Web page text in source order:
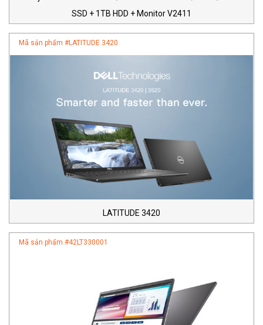
SSD + 1TB HDD + Monitor V2411
Mã sản phẩm #LATITUDE 3420
LATITUDE 3420
Mã sản phẩm #42LT330001